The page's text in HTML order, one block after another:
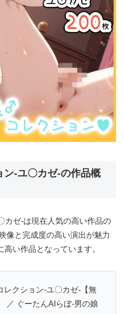
-ユ〇カゼ-の作品概
カゼ-は現在人気の高い作品の
像と完成度の高い演出が魅力
い作品となっています。
レクション-ユ〇カゼ-【無
／ ぐーたんAIらぼ-男の娘